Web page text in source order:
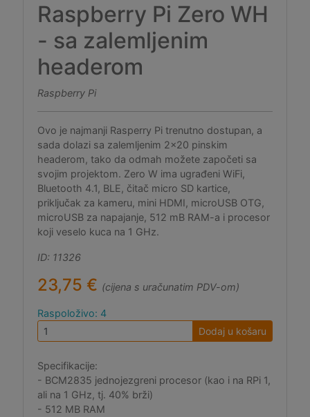
Raspberry Pi Zero WH
- sa zalemljenim
headerom
Raspberry Pi
Ovo je najmanji Rasperry Pi trenutno dostupan, a
sada dolazi sa zalemljenim 2x20 pinskim
headerom, tako da odmah možete započeti sa
svojim projektom. Zero W ima ugrađeni WiFi,
Bluetooth 4.1, BLE, čitač micro SD kartice,
priključak za kameru, mini HDMI, microUSB OTG,
microUSB za napajanje, 512 mB RAM-a i procesor
koji veselo kuca na 1 GHz.
ID: 11326
23,75 € (cijena s uračunatim PDV-om)
Raspoloživo: 4
Dodaj u košaru
Specifikacije:
- BCM2835 jednojezgreni procesor (kao i na RPi 1,
ali na 1 GHz, tj. 40% brži)
- 512 MB RAM